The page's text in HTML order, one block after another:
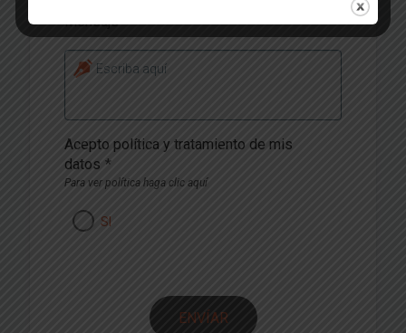
Mensaje *
Escriba aquí
Acepto política y tratamiento de mis
datos *
Para ver política haga clic aquí
SI
ENVÍAR